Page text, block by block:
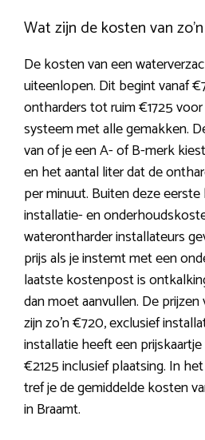
Wat zijn de kosten van
De kosten van een
uiteenlopen. Dit begint vanaf
ontharders tot ruim €1725
systeem met alle gemakken.
van of je een A- of B-merk
en het aantal liter dat de
per minuut. Buiten deze
installatie- en
waterontharder installateurs
prijs als je instemt met een
laatste kostenpost is
dan moet aanvullen. De
zijn zo’n €720, exclusief
installatie heeft een
€2125 inclusief plaatsing. In
tref je de gemiddelde kosten
in Braamt.